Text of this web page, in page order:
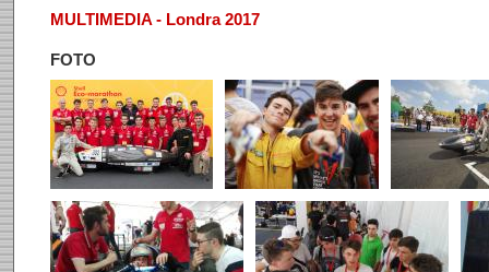
MULTIMEDIA - Londra 2017
FOTO